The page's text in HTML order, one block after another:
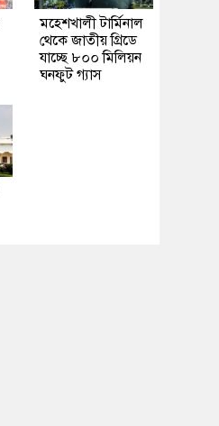
মহেশখালী টার্মিনাল
থেকে জাতীয় গ্রিডে
যাচ্ছে ৮০০ মিলিয়ন
ঘনফুট গ্যাস